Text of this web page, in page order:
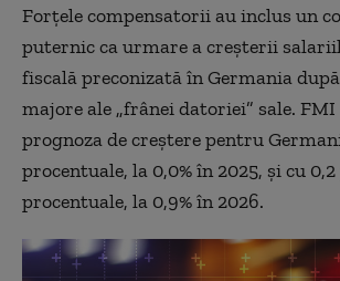
Forţele compensatorii au inclus un
puternic ca urmare a creşterii
fiscală preconizată în Germania
majore ale „frânei datoriei” sale.
prognoza de creştere pentru
procentuale, la 0,0% în 2025, şi cu
procentuale, la 0,9% în 2026.